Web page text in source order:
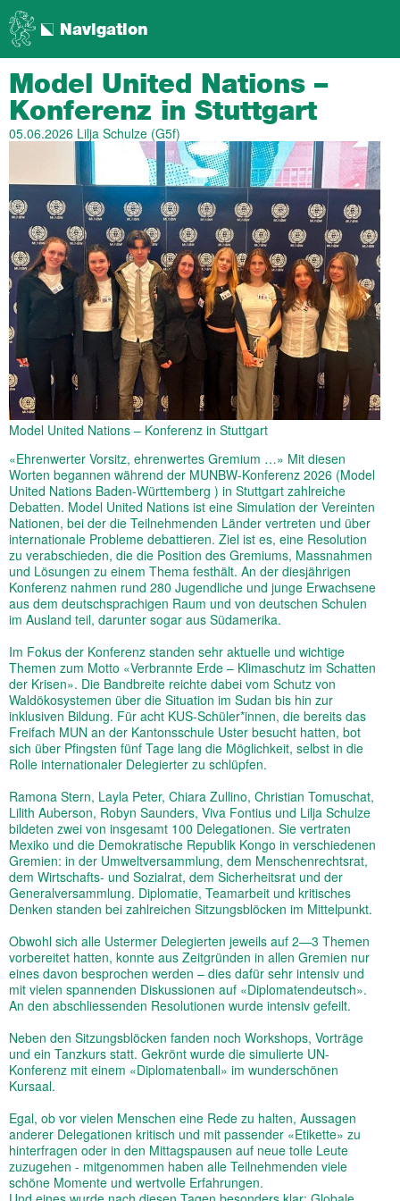
Navigation
Model United Nations –
Konferenz in Stuttgart
05.06.2026 Lilja Schulze (G5f)
Model United Nations – Konferenz in Stuttgart
«Ehrenwerter Vorsitz, ehrenwertes Gremium …» Mit diesen
Worten begannen während der MUNBW-Konferenz 2026 (Model
United Nations Baden-Württemberg ) in Stuttgart zahlreiche
Debatten. Model United Nations ist eine Simulation der Vereinten
Nationen, bei der die Teilnehmenden Länder vertreten und über
internationale Probleme debattieren. Ziel ist es, eine Resolution
zu verabschieden, die die Position des Gremiums, Massnahmen
und Lösungen zu einem Thema festhält. An der diesjährigen
Konferenz nahmen rund 280 Jugendliche und junge Erwachsene
aus dem deutschsprachigen Raum und von deutschen Schulen
im Ausland teil, darunter sogar aus Südamerika.
Im Fokus der Konferenz standen sehr aktuelle und wichtige
Themen zum Motto «Verbrannte Erde – Klimaschutz im Schatten
der Krisen». Die Bandbreite reichte dabei vom Schutz von
Waldökosystemen über die Situation im Sudan bis hin zur
inklusiven Bildung. Für acht KUS-Schüler*innen, die bereits das
Freifach MUN an der Kantonsschule Uster besucht hatten, bot
sich über Pfingsten fünf Tage lang die Möglichkeit, selbst in die
Rolle internationaler Delegierter zu schlüpfen.
Ramona Stern, Layla Peter, Chiara Zullino, Christian Tomuschat,
Lilith Auberson, Robyn Saunders, Viva Fontius und Lilja Schulze
bildeten zwei von insgesamt 100 Delegationen. Sie vertraten
Mexiko und die Demokratische Republik Kongo in verschiedenen
Gremien: in der Umweltversammlung, dem Menschenrechtsrat,
dem Wirtschafts- und Sozialrat, dem Sicherheitsrat und der
Generalversammlung. Diplomatie, Teamarbeit und kritisches
Denken standen bei zahlreichen Sitzungsblöcken im Mittelpunkt.
Obwohl sich alle Ustermer Delegierten jeweils auf 2—3 Themen
vorbereitet hatten, konnte aus Zeitgründen in allen Gremien nur
eines davon besprochen werden – dies dafür sehr intensiv und
mit vielen spannenden Diskussionen auf «Diplomatendeutsch».
An den abschliessenden Resolutionen wurde intensiv gefeilt.
Neben den Sitzungsblöcken fanden noch Workshops, Vorträge
und ein Tanzkurs statt. Gekrönt wurde die simulierte UN-
Konferenz mit einem «Diplomatenball» im wunderschönen
Kursaal.
Egal, ob vor vielen Menschen eine Rede zu halten, Aussagen
anderer Delegationen kritisch und mit passender «Etikette» zu
hinterfragen oder in den Mittagspausen auf neue tolle Leute
zuzugehen - mitgenommen haben alle Teilnehmenden viele
schöne Momente und wertvolle Erfahrungen.